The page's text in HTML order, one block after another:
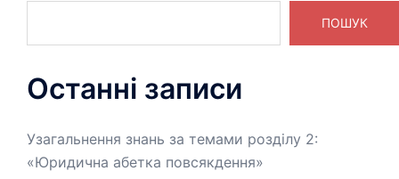
ПОШУК
Останні записи
Узагальнення знань за темами розділу 2:
«Юридична абетка повсякдення»